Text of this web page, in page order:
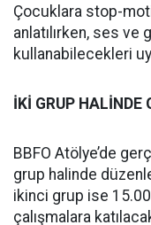
Çocuklara stop-
anlatılırken, ses ve
kullanabilecekleri
İKİ GRUP HALİNDE
BBFO Atölye’de
grup halinde
ikinci grup ise
çalışmalara